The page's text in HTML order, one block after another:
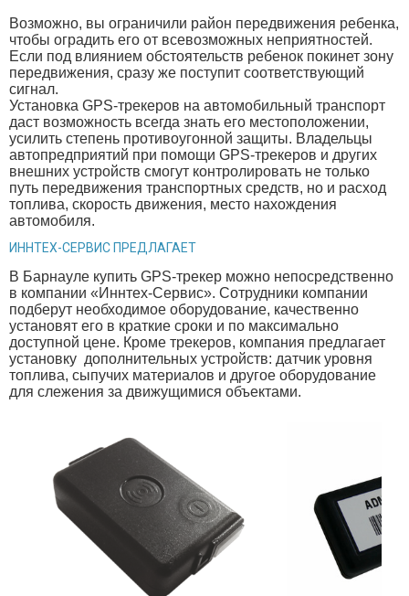
Возможно, вы ограничили район передвижения ребенка,
чтобы оградить его от всевозможных неприятностей.
Если под влиянием обстоятельств ребенок покинет зону
передвижения, сразу же поступит соответствующий
сигнал.
Установка GPS-трекеров на автомобильный транспорт
даст возможность всегда знать его местоположении,
усилить степень противоугонной защиты. Владельцы
автопредприятий при помощи GPS-трекеров и других
внешних устройств смогут контролировать не только
путь передвижения транспортных средств, но и расход
топлива, скорость движения, место нахождения
автомобиля.
ИННТЕХ-СЕРВИС ПРЕДЛАГАЕТ
В Барнауле купить GPS-трекер можно непосредственно
в компании «Иннтех-Сервис». Сотрудники компании
подберут необходимое оборудование, качественно
установят его в краткие сроки и по максимально
доступной цене. Кроме трекеров, компания предлагает
установку дополнительных устройств: датчик уровня
топлива, сыпучих материалов и другое оборудование
для слежения за движущимися объектами.